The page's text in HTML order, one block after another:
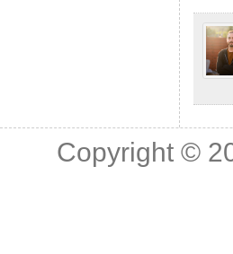
Copyright ©